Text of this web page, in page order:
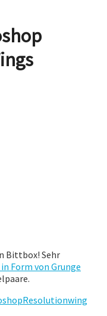
Bittbox! Sehr
Form von Grunge
Resolutionwing